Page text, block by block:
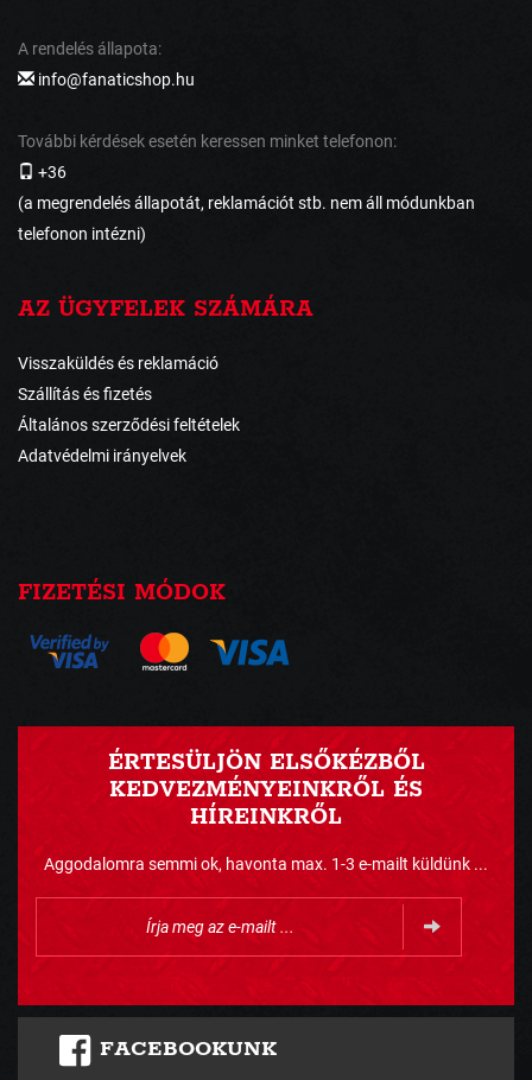
A rendelés állapota:
info@fanaticshop.hu
További kérdések esetén keressen minket telefonon:
+36
(a megrendelés állapotát, reklamációt stb. nem áll módunkban
telefonon intézni)
AZ ÜGYFELEK SZÁMÁRA
Visszaküldés és reklamáció
Szállítás és fizetés
Általános szerződési feltételek
Adatvédelmi irányelvek
FIZETÉSI MÓDOK
ÉRTESÜLJÖN ELSŐKÉZBŐL
KEDVEZMÉNYEINKRŐL ÉS
HÍREINKRŐL
Aggodalomra semmi ok, havonta max. 1-3 e-mailt küldünk ...
FACEBOOKUNK